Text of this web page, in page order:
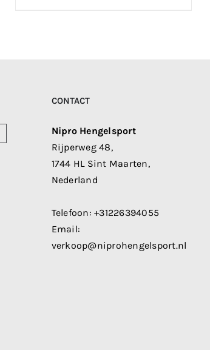
CONTACT
Nipro Hengelsport
Rijperweg 48,
1744 HL Sint Maarten,
Nederland
Telefoon:+31226394055
Email:
verkoop@niprohengelsport.nl